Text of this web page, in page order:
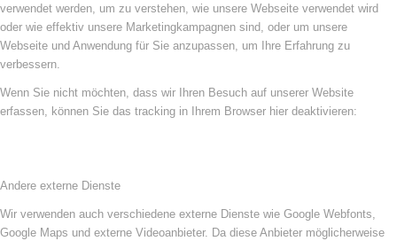
verwendet werden, um zu verstehen, wie unsere Webseite verwendet wird
oder wie effektiv unsere Marketingkampagnen sind, oder um unsere
Webseite und Anwendung für Sie anzupassen, um Ihre Erfahrung zu
verbessern.
Wenn Sie nicht möchten, dass wir Ihren Besuch auf unserer Website
erfassen, können Sie das tracking in Ihrem Browser hier deaktivieren:
Andere externe Dienste
Wir verwenden auch verschiedene externe Dienste wie Google Webfonts,
Google Maps und externe Videoanbieter. Da diese Anbieter möglicherweise